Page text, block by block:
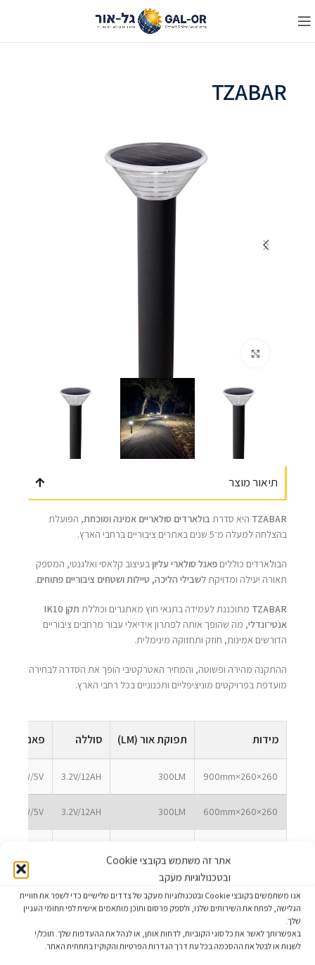
אתר זה משתמש בקובצי Cookie
ובטכנולוגיות מעקב
אנו משתמשים בקובצי Cookie ובטכנולוגיות מעקב של צדדים שלישיים כדי לשפר את חוויית
הגלישה, לפתח את השירותים שלנו, ולספק פרסום ותוכן מותאמים אישית לפי תחומי העניין
שלך.
באפשרותך לאשר את כל סוגי הקוביות, לדחות אותן, או לנהל את ההעדפות שלך. תוכל/י
לשנות או לבטל את ההסכמה בכל עת דרך הגדרות הפרטיות והקוקיז בתחתית האתר.
TZABAR
תיאור מוצר
TZABAR היא סדרת בולארדים סולאריים אמינה ומוכחת, הפועלת
בהצלחה למעלה מ־5 שנים באתרים ציבוריים ברחבי הארץ.
הבולארדים כוללים פאנל סולארי עליון בעיצוב קלאסי ואלגנטי, המספק
תאורה יעילה ומדויקת לשבילי הליכה, טיילות ושטחים ציבוריים פתוחים.
TZABAR מתוכננת לעמידה בתנאי חוץ מאתגרים וכוללת
תקן IK10
אנטי־ונדלי, מה שהופך אותה לפתרון אידיאלי עבור מרחבים ציבוריים
הדורשים אמינות, חוזק ותחזוקה מינימלית.
ההתקנה מהירה ופשוטה, והמחיר האטרקטיבי הופך את הסדרה לבחירה
מועדפת בפרויקטים מוניציפליים ותכנוניים בכל רחבי הארץ.
מידות תפוקת אור (LM) סוללה פאנל
260×260×900mm
300LM
3.2V/12AH
6.2W/5V
260×260×600mm
300LM
3.2V/12AH
6.2W/5V
2700K-6000K
*חשוב לציין – ניתן לבצע שינויים והתאמות בכל רכיבי
המערכת – הספק פאנל סולארי / סוללה / גוון האור/